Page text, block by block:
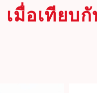
เมื่อเทียบ